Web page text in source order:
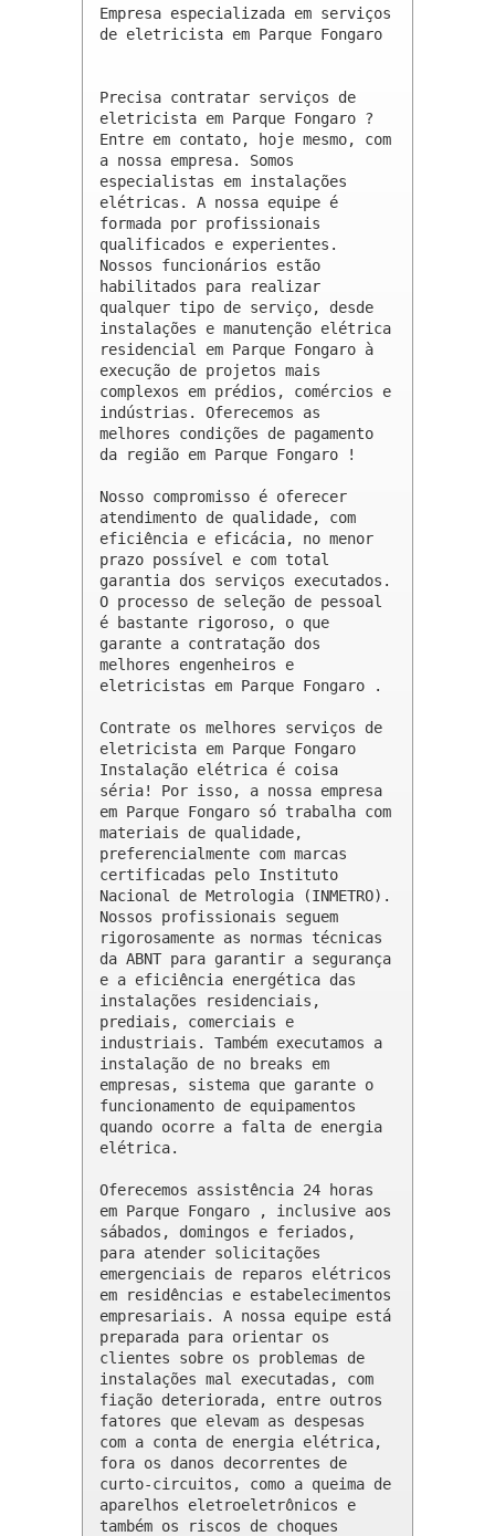
Empresa especializada em serviços
de eletricista em Parque Fongaro
Precisa contratar serviços de
eletricista em Parque Fongaro ?
Entre em contato, hoje mesmo, com
a nossa empresa. Somos
especialistas em instalações
elétricas. A nossa equipe é
formada por profissionais
qualificados e experientes.
Nossos funcionários estão
habilitados para realizar
qualquer tipo de serviço, desde
instalações e manutenção elétrica
residencial em Parque Fongaro à
execução de projetos mais
complexos em prédios, comércios e
indústrias. Oferecemos as
melhores condições de pagamento
da região em Parque Fongaro !
Nosso compromisso é oferecer
atendimento de qualidade, com
eficiência e eficácia, no menor
prazo possível e com total
garantia dos serviços executados.
O processo de seleção de pessoal
é bastante rigoroso, o que
garante a contratação dos
melhores engenheiros e
eletricistas em Parque Fongaro .
Contrate os melhores serviços de
eletricista em Parque Fongaro
Instalação elétrica é coisa
séria! Por isso, a nossa empresa
em Parque Fongaro só trabalha com
materiais de qualidade,
preferencialmente com marcas
certificadas pelo Instituto
Nacional de Metrologia (INMETRO).
Nossos profissionais seguem
rigorosamente as normas técnicas
da ABNT para garantir a segurança
e a eficiência energética das
instalações residenciais,
prediais, comerciais e
industriais. Também executamos a
instalação de no breaks em
empresas, sistema que garante o
funcionamento de equipamentos
quando ocorre a falta de energia
elétrica.
Oferecemos assistência 24 horas
em Parque Fongaro , inclusive aos
sábados, domingos e feriados,
para atender solicitações
emergenciais de reparos elétricos
em residências e estabelecimentos
empresariais. A nossa equipe está
preparada para orientar os
clientes sobre os problemas de
instalações mal executadas, com
fiação deteriorada, entre outros
fatores que elevam as despesas
com a conta de energia elétrica,
fora os danos decorrentes de
curto-circuitos, como a queima de
aparelhos eletroeletrônicos e
também os riscos de choques